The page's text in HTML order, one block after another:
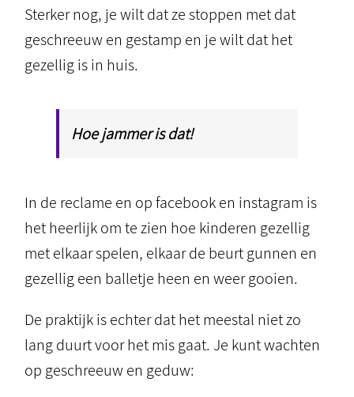
Sterker nog, je wilt dat ze stoppen met dat
geschreeuw en gestamp en je wilt dat het
gezellig is in huis.
Hoe jammer is dat!
In de reclame en op facebook en instagram is
het heerlijk om te zien hoe kinderen gezellig
met elkaar spelen, elkaar de beurt gunnen en
gezellig een balletje heen en weer gooien.
De praktijk is echter dat het meestal niet zo
lang duurt voor het mis gaat. Je kunt wachten
op geschreeuw en geduw: